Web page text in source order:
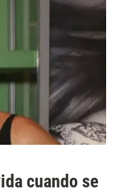
cuando se